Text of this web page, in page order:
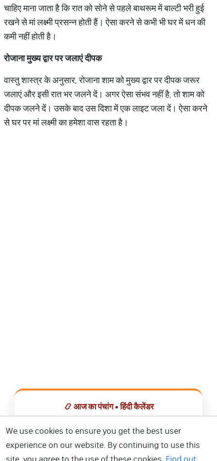
चाहिए माना जाता है कि रात को सोने से पहले बाथरूम में बाल्टी भरी हुई
रखने से मां लक्ष्मी प्रसन्न होती हैं। ऐसा करने से कभी भी घर में धन की
कमी नहीं होती है।
रोजाना मुख्य द्वार पर जलाएं दीपक
वास्तु शास्त्र के अनुसार, रोजाना शाम को मुख्य द्वार पर दीपक जरूर
जलाएं और इसी रात भर जलने दें। अगर ऐसा संभव नहीं है, तो शाम को
दीपक जलने दें। उसके बाद उस दिशा में एक लाइट जला दें। ऐसा करने
से घर पर मां लक्ष्मी का हमेशा वास रहता है।
📿 आज का पंचांग • हिंदी कैलेंडर
📅 हिंदी कैलेंडर ऐप डाउनलोड करें
We use cookies to ensure you get the best user
experience on our website. By continuing to use this